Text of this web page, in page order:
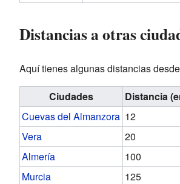
Distancias a otras
Aquí tienes algunas distancias
Ciudades
Distancia
Cuevas del Almanzora 12
Vera
20
Almería
100
Murcia
125